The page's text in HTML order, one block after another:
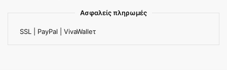
Ασφαλείς πληρωμές
SSL | PayPal | VivaWalleτ